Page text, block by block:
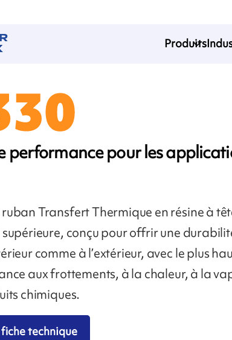
Produits
performance pour les
ruban Transfert Thermique en résine à
conçu pour offrir une
comme à l’extérieur, avec le plus
aux frottements, à la chaleur, à la
chimiques.
technique